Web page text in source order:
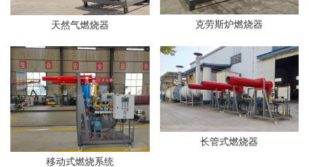
天然气燃烧器 克劳斯炉燃烧器
移动式燃烧系统
长管式燃烧器